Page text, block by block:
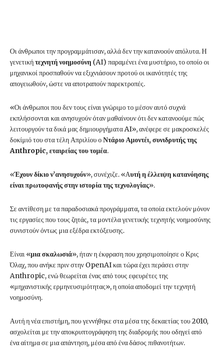
Οι άνθρωποι την προγραμμάτισαν, αλλά δεν την κατανοούν απόλυτα. Η
γενετικήτεχνητή νοημοσύνη (AI) παραμένει ένα μυστήριο, το οποίο οι
μηχανικοί προσπαθούν να εξιχνιάσουν προτού οι ικανότητές της
απογειωθούν, ώστε να αποτραπούν παρεκτροπές.
«Οι άνθρωποι που δεν τους είναι γνώριμο το μέσον αυτό συχνά
εκπλήσσονται και ανησυχούν όταν μαθαίνουν ότι δεν κατανοούμε πώς
λειτουργούν τα δικά μας δημιουργήματα AI», ανέφερε σε μακροσκελές
δοκίμιό του στα τέλη Απριλίου οΝτάριο Αμοντέι, συνιδρυτής της
Anthropic, εταιρείας του τομέα.
«Έχουν δίκιο ν’ανησυχούν», συνέχιζε. «Αυτή η έλλειψη κατανόησης
είναι πρωτοφανής στην ιστορία της τεχνολογίας».
Σε αντίθεση με τα παραδοσιακά προγράμματα, τα οποία εκτελούν μόνον
τις εργασίες που τους ζητάς, τα μοντέλα γενετικής τεχνητής νοημοσύνης
συνιστούν όντως μια εξέδρα εκτόξευσης.
Είναι «μια σκαλωσιά», ήταν η έκφραση που χρησιμοποίησε ο Κρις
Όλαχ, που ανήκε πριν στην OpenAI και τώρα έχει περάσει στην
Anthropic, ενώ θεωρείται ένας από τους εφευρέτες της
«μηχανιστικής ερμηνευσιμότητας», η οποία αποδομεί την τεχνητή
νοημοσύνη.
Αυτή η νέα επιστήμη, που γεννήθηκε στα μέσα της δεκαετίας του 2010,
ασχολείται με την αποκρυπτογράφηση της διαδρομής που οδηγεί από
ένα αίτημα σε μια απάντηση, μέσα από ένα δάσος πιθανοτήτων.